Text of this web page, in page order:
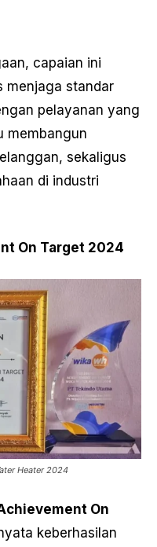
capaian ini
menjaga standar
pelayanan yang
membangun
sekaligus
di industri
On Target 2024
Heater 2024
On
keberhasilan